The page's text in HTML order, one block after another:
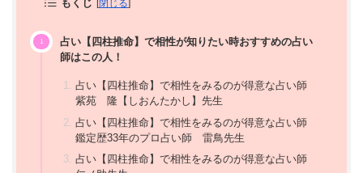
もくじ [閉じる]
占い【四柱推命】で相性が知りたい時おすすめの占い
師はこの人！
占い【四柱推命】で相性をみるのが得意な占い師
紫苑 隆【しおんたかし】先生
占い【四柱推命】で相性をみるのが得意な占い師
鑑定歴33年のプロ占い師 雷鳥先生
占い【四柱推命】で相性をみるのが得意な占い師